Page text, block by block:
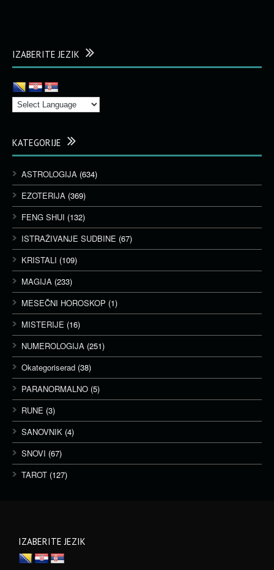
IZABERITE JEZIK
KATEGORIJE
ASTROLOGIJA (634)
EZOTERIJA (369)
FENG SHUI (132)
ISTRAŽIVANJE SUDBINE (67)
KRISTALI (109)
MAGIJA (233)
MESEČNI HOROSKOP (1)
MISTERIJE (16)
NUMEROLOGIJA (251)
Okategoriserad (38)
PARANORMALNO (5)
RUNE (3)
SANOVNIK (4)
SNOVI (67)
TAROT (127)
IZABERITE JEZIK